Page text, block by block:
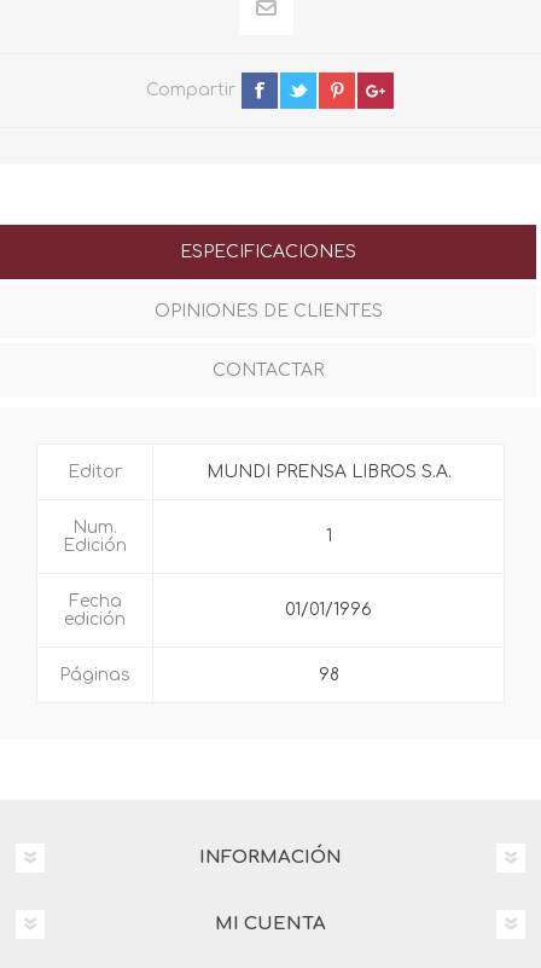
Compartir
ESPECIFICACIONES
OPINIONES DE CLIENTES
CONTACTAR
Editor MUNDI PRENSA LIBROS S.A.
Num.
Edición
1
Fecha
edición
01/01/1996
Páginas 98
INFORMACIÓN
MI CUENTA